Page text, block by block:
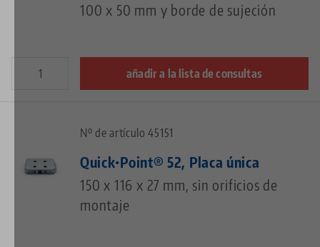
100 x 50 mm y borde de sujeción
añadir a la lista de consultas
Nº de artículo 45151
Quick•Point® 52, Placa única
150 x 116 x 27 mm, sin orificios de
montaje